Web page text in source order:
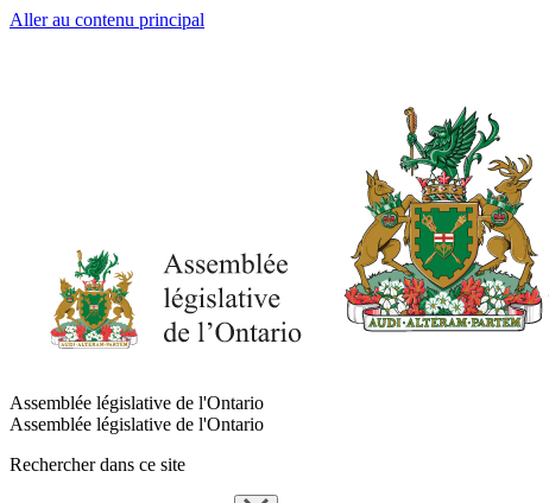
Aller au contenu principal
Assemblée législative de l'Ontario
Assemblée législative de l'Ontario
Rechercher dans ce site